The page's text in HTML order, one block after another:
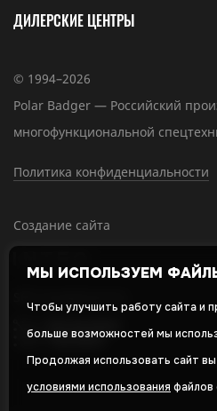
ДИЛЕРСКИЕ ЦЕНТРЫ
© 1994–2026
Polar Badger — Российский
многофункциональной
Политика конфиденциальности
Создание сайта
МЫ ИСПОЛЬЗУЕМ ФАЙЛЫ
Чтобы улучшить работу сайта и
больше возможностей мы
Продолжая использовать сайт
условиями использования файлов